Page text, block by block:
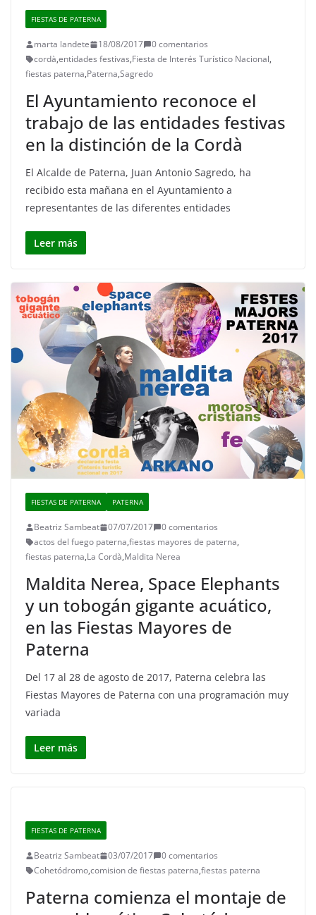
FIESTAS DE PATERNA
marta landete 18/08/2017
0 comentarios
cordà,entidades festivas,Fiesta de Interés Turístico Nacional,
fiestas paterna,Paterna,Sagredo
El Ayuntamiento reconoce el
trabajo de las entidades festivas
en la distinción de la Cordà
El Alcalde de Paterna, Juan Antonio Sagredo, ha
recibido esta mañana en el Ayuntamiento a
representantes de las diferentes entidades
Leer más
FIESTAS DE PATERNA PATERNA
Beatriz Sambeat 07/07/2017
0 comentarios
actos del fuego paterna,fiestas mayores de paterna,
fiestas paterna,La Cordà,Maldita Nerea
Maldita Nerea, Space Elephants
y un tobogán gigante acuático,
en las Fiestas Mayores de
Paterna
Del 17 al 28 de agosto de 2017, Paterna celebra las
Fiestas Mayores de Paterna con una programación muy
variada
Leer más
FIESTAS DE PATERNA
Beatriz Sambeat 03/07/2017
0 comentarios
Cohetódromo,comision de fiestas paterna,fiestas paterna
Paterna comienza el montaje de